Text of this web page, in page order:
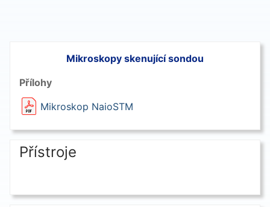
Mikroskopy skenující sondou
Přílohy
Mikroskop NaioSTM
Přístroje